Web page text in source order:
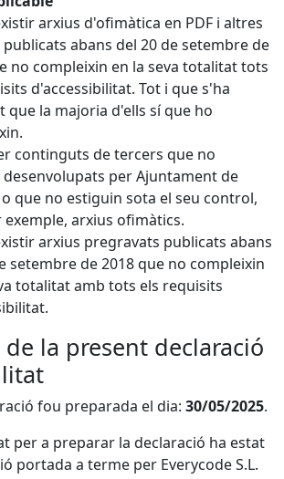
arxius d'ofimàtica en PDF i altres
abans del 20 de setembre de
no compleixin en la seva totalitat tots
d'accessibilitat. Tot i que s'ha
que la majoria d'ells sí que ho
continguts de tercers que no
per Ajuntament de
que no estiguin sota el seu control,
exemple, arxius ofimàtics.
arxius pregravats publicats abans
setembre de 2018 que no compleixin
totalitat amb tots els requisits
de la present declaració
fou preparada el dia: 30/05/2025.
per a preparar la declaració ha estat
portada a terme per Everycode S.L.